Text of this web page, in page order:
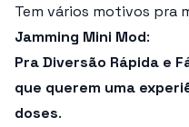
Tem vários motivos pra
Jamming Mini Mod:
Pra Diversão Rápida e
que querem uma
doses.